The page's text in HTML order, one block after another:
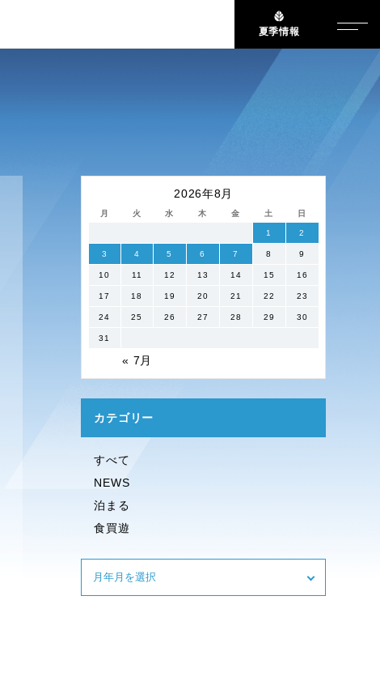
夏季情報
2026年8月
月 火 水 木 金 土 日
« 7月
1 2
3 4 5 6 7 8 9
10 11 12 13 14 15 16
17 18 19 20 21 22 23
24 25 26 27 28 29 30
31
カテゴリー
すべて
NEWS
泊まる
食買遊